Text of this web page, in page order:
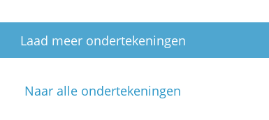
Laad meer ondertekeningen
Naar alle ondertekeningen